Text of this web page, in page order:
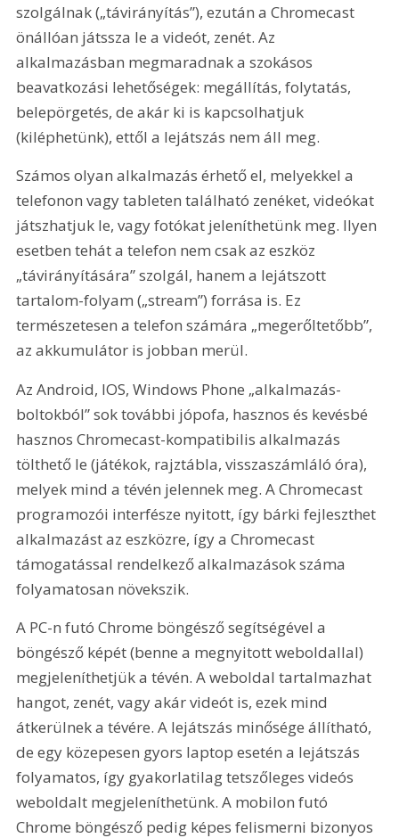
szolgálnak („távirányítás”), ezután a Chromecast
önállóan játssza le a videót, zenét. Az
alkalmazásban megmaradnak a szokásos
beavatkozási lehetőségek: megállítás, folytatás,
belepörgetés, de akár ki is kapcsolhatjuk
(kiléphetünk), ettől a lejátszás nem áll meg.
Számos olyan alkalmazás érhető el, melyekkel a
telefonon vagy tableten található zenéket, videókat
játszhatjuk le, vagy fotókat jeleníthetünk meg. Ilyen
esetben tehát a telefon nem csak az eszköz
„távirányítására” szolgál, hanem a lejátszott
tartalom-folyam („stream”) forrása is. Ez
természetesen a telefon számára „megerőltetőbb”,
az akkumulátor is jobban merül.
Az Android, IOS, Windows Phone „alkalmazás-
boltokból” sok további jópofa, hasznos és kevésbé
hasznos Chromecast-kompatibilis alkalmazás
tölthető le (játékok, rajztábla, visszaszámláló óra),
melyek mind a tévén jelennek meg. A Chromecast
programozói interfésze nyitott, így bárki fejleszthet
alkalmazást az eszközre, így a Chromecast
támogatással rendelkező alkalmazások száma
folyamatosan növekszik.
A PC-n futó Chrome böngésző segítségével a
böngésző képét (benne a megnyitott weboldallal)
megjeleníthetjük a tévén. A weboldal tartalmazhat
hangot, zenét, vagy akár videót is, ezek mind
átkerülnek a tévére. A lejátszás minősége állítható,
de egy közepesen gyors laptop esetén a lejátszás
folyamatos, így gyakorlatilag tetszőleges videós
weboldalt megjeleníthetünk. A mobilon futó
Chrome böngésző pedig képes felismerni bizonyos